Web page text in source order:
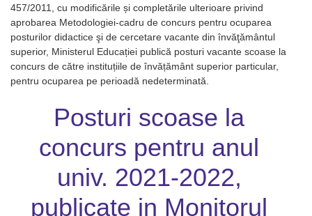
457/2011, cu modificările și completările ulterioare privind
aprobarea Metodologiei-cadru de concurs pentru ocuparea
posturilor didactice şi de cercetare vacante din învăţământul
superior, Ministerul Educației publică posturi vacante scoase la
concurs de către instituțiile de învățământ superior particular,
pentru ocuparea pe perioadă nedeterminată.
Posturi scoase la
concurs pentru anul
univ. 2021-2022,
publicate in Monitorul